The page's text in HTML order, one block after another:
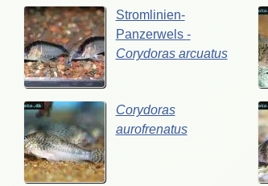
Stromlinien-
Panzerwels -
Corydoras arcuatus
Corydoras
aurofrenatus